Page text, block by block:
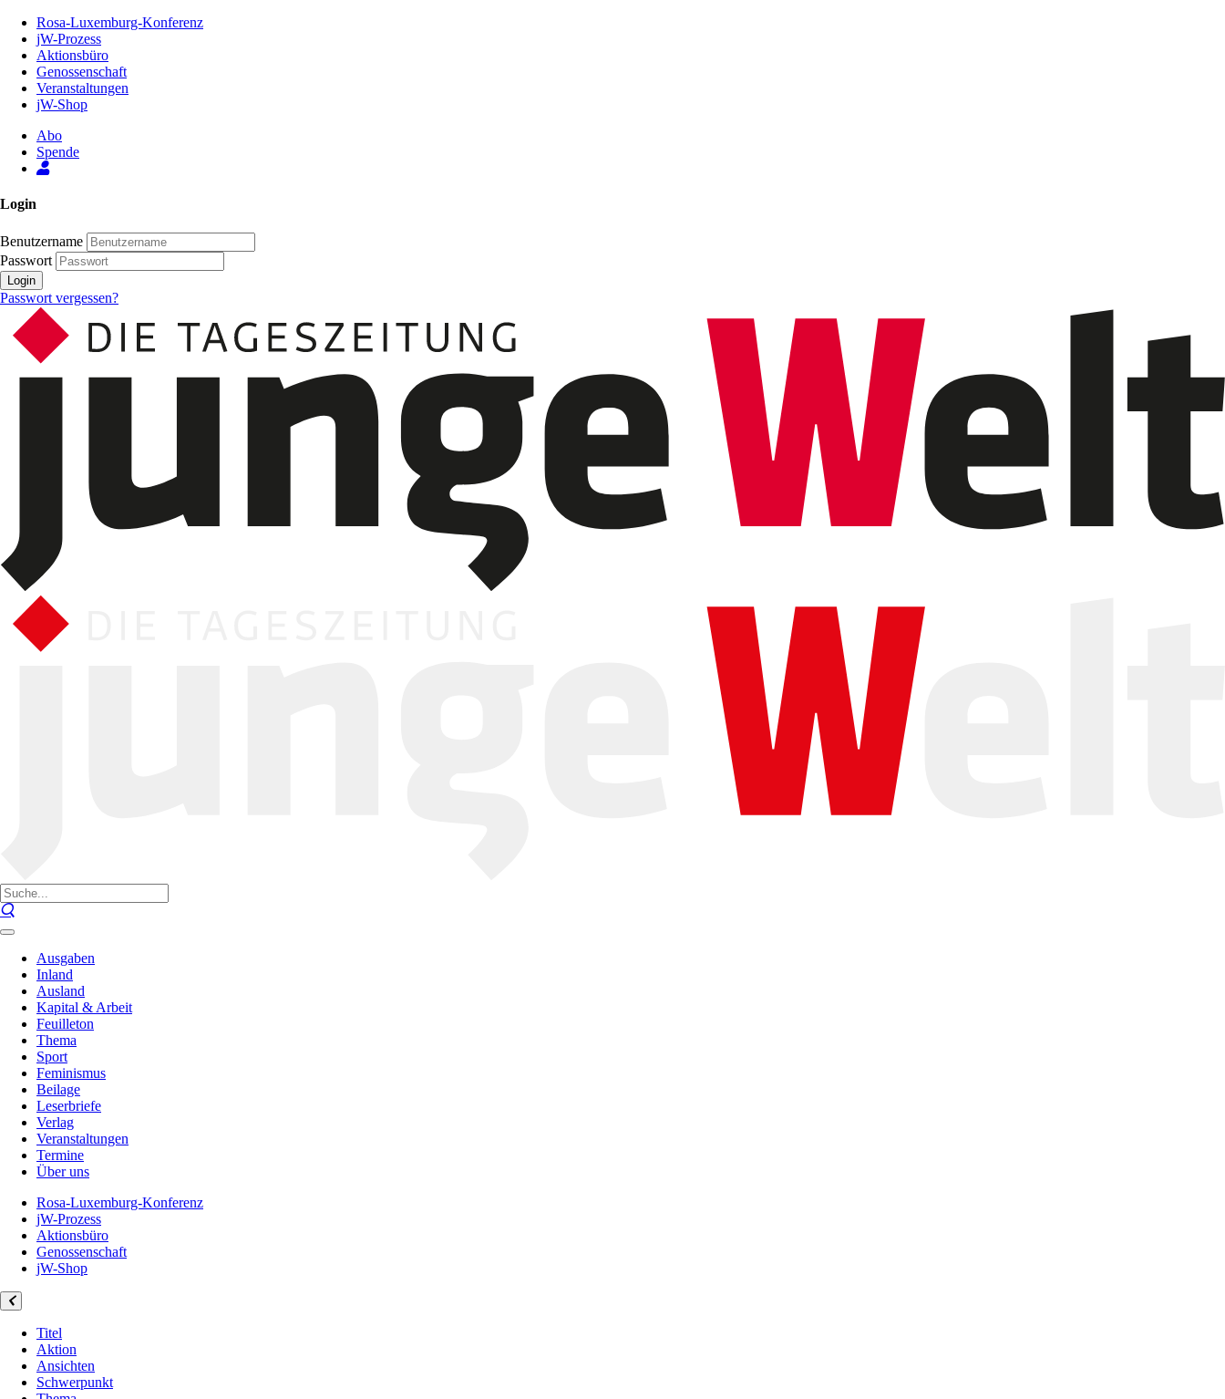
Inhalt
Seite
Rosa-Luxemburg-Konferenz
jW-Prozess
Aktionsbüro
Genossenschaft
Veranstaltungen
jW-Shop
Abo
Spende
Login
Benutzername
Passwort
Login
Passwort vergessen?
Ausgaben
Inland
Ausland
Kapital & Arbeit
Feuilleton
Thema
Sport
Feminismus
Beilage
Leserbriefe
Verlag
Veranstaltungen
Termine
Über uns
Rosa-Luxemburg-Konferenz
jW-Prozess
Aktionsbüro
Genossenschaft
jW-Shop
Titel
Aktion
Ansichten
Schwerpunkt